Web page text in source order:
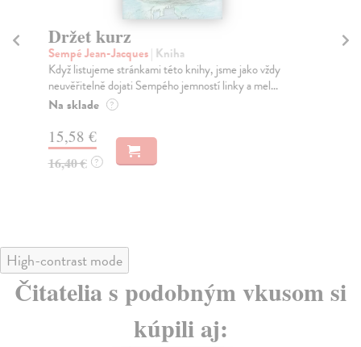
Držet kurz
Sempé Jean-Jacques| Kniha
Když listujeme stránkami této knihy, jsme jako vždy
neuvěřitelně dojati Sempého jemností linky a mel...
Na sklade ?
15,58 €
16,40 € ?
High-contrast mode
Čitatelia s podobným vkusom si
kúpili aj: